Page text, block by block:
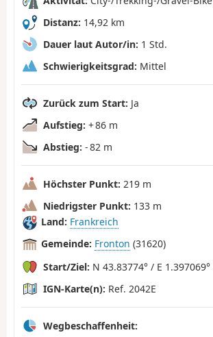
Distanz: 14,92 km
Dauer laut Autor/in: 1 Std.
Schwierigkeitsgrad: Mittel
Zurück zum Start: Ja
Aufstieg: + 86 m
Abstieg: - 82 m
Höchster Punkt: 219 m
Niedrigster Punkt: 133 m
Land: Frankreich
Gemeinde: Fronton (31620)
Start/Ziel: N 43.83774° / E 1.397069°
IGN-Karte(n): Ref. 2042E
Wegbeschaffenheit: